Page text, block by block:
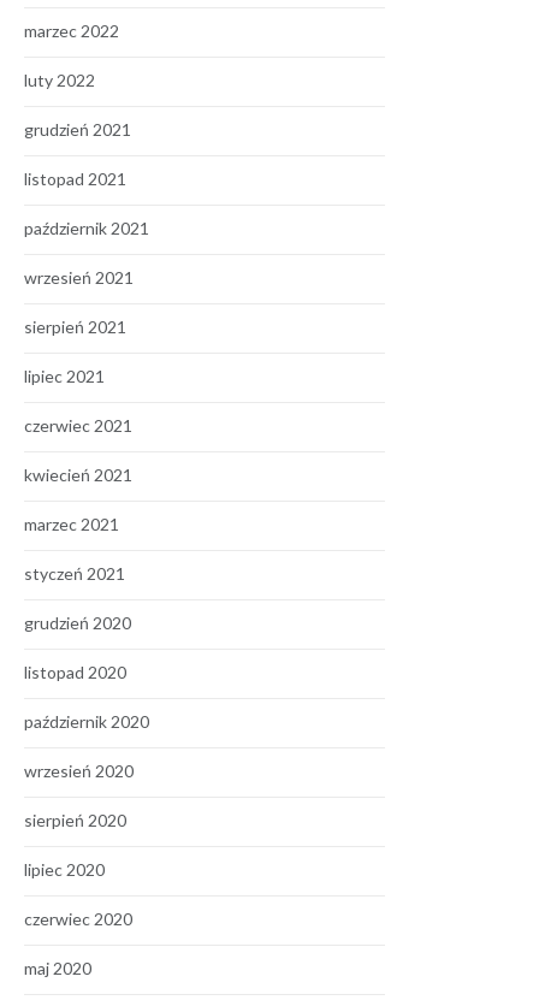
marzec 2022
luty 2022
grudzień 2021
listopad 2021
październik 2021
wrzesień 2021
sierpień 2021
lipiec 2021
czerwiec 2021
kwiecień 2021
marzec 2021
styczeń 2021
grudzień 2020
listopad 2020
październik 2020
wrzesień 2020
sierpień 2020
lipiec 2020
czerwiec 2020
maj 2020